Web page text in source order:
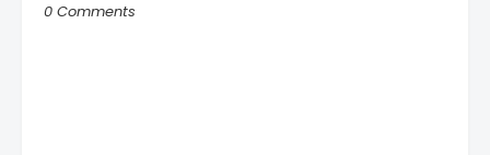
0 Comments